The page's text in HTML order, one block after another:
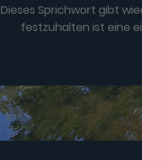
Dieses Sprichwort gibt
festzuhalten ist eine